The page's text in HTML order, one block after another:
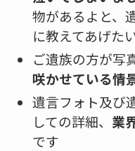
物があるよと、
に教えてあげた
ご遺族の方が写
咲かせている情
遺言フォト及び
しての詳細、 業
です